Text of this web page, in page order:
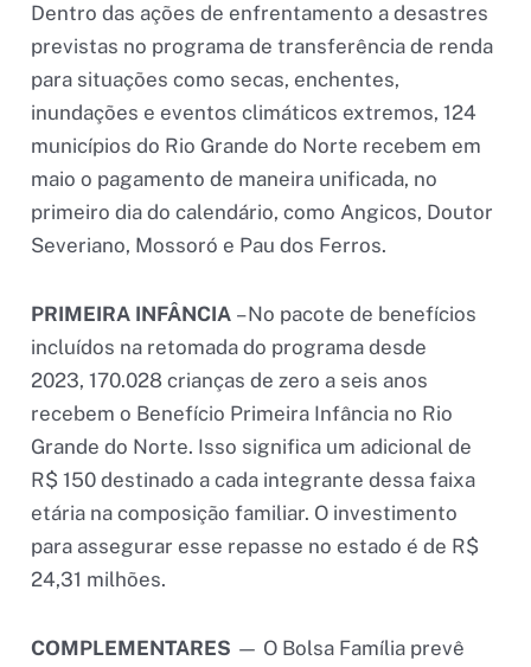
Dentro das ações de enfrentamento a desastres
previstas no programa de transferência de renda
para situações como secas, enchentes,
inundações e eventos climáticos extremos, 124
municípios do Rio Grande do Norte recebem em
maio o pagamento de maneira unificada, no
primeiro dia do calendário, como Angicos, Doutor
Severiano, Mossoró e Pau dos Ferros.
PRIMEIRA INFÂNCIA – No pacote de benefícios
incluídos na retomada do programa desde
2023, 170.028 crianças de zero a seis anos
recebem o Benefício Primeira Infância no Rio
Grande do Norte. Isso significa um adicional de
R$ 150 destinado a cada integrante dessa faixa
etária na composição familiar. O investimento
para assegurar esse repasse no estado é de R$
24,31 milhões.
COMPLEMENTARES — O Bolsa Família prevê